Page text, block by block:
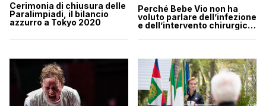
Cerimonia di chiusura delle
Paralimpiadi, il bilancio
azzurro a Tokyo 2020
Perché Bebe Vio non ha
voluto parlare dell’infezione
e dell’intervento chirurgico